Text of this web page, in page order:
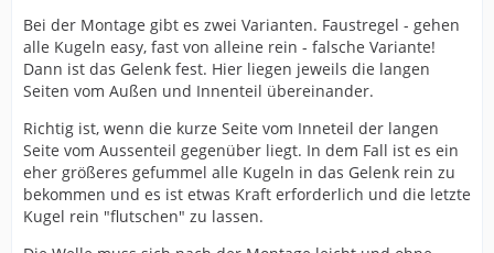
Bei der Montage gibt es zwei Varianten. Faustregel - gehen
alle Kugeln easy, fast von alleine rein - falsche Variante!
Dann ist das Gelenk fest. Hier liegen jeweils die langen
Seiten vom Außen und Innenteil übereinander.
Richtig ist, wenn die kurze Seite vom Inneteil der langen
Seite vom Aussenteil gegenüber liegt. In dem Fall ist es ein
eher größeres gefummel alle Kugeln in das Gelenk rein zu
bekommen und es ist etwas Kraft erforderlich und die letzte
Kugel rein "flutschen" zu lassen.